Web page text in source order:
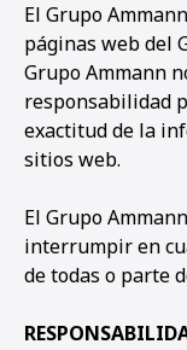
El Grupo
páginas web del
Grupo Ammann
responsabilidad
exactitud de la
sitios web.
El Grupo
interrumpir en
de todas o parte